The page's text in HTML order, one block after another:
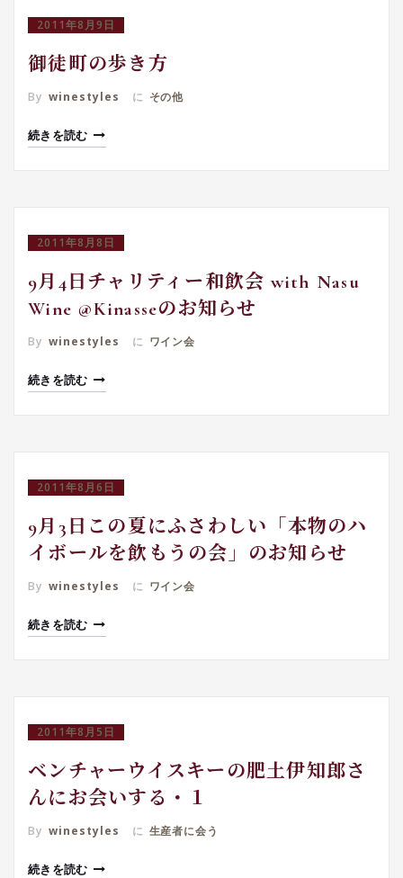
2011年8月9日
御徒町の歩き方
By winestyles に その他
続きを読む
2011年8月8日
9月4日チャリティー和飲会 with Nasu
Wine @Kinasseのお知らせ
By winestyles に ワイン会
続きを読む
2011年8月6日
9月3日この夏にふさわしい「本物のハ
イボールを飲もうの会」のお知らせ
By winestyles に ワイン会
続きを読む
2011年8月5日
ベンチャーウイスキーの肥土伊知郎さ
んにお会いする・１
By winestyles に 生産者に会う
続きを読む